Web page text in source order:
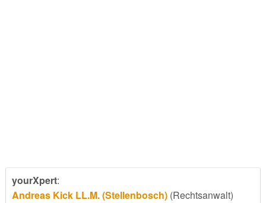
yourXpert:
Andreas Kick LL.M. (Stellenbosch)(Rechtsanwalt)